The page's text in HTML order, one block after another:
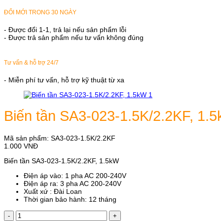
ĐỔI MỚI TRONG 30 NGÀY
- Được đổi 1-1, trả lại nếu sản phẩm lỗi
- Được trả sản phẩm nếu tư vấn không đúng
Tư vấn & hỗ trợ 24/7
- Miễn phí tư vấn, hỗ trợ kỹ thuật từ xa
Biến tần SA3-023-1.5K/2.2KF,
Mã sản phẩm: SA3-023-1.5K/2.2KF
1.000 VNĐ
Biến tần SA3-023-1.5K/2.2KF, 1.5kW
Điện áp vào: 1 pha AC 200-240V
Điện áp ra: 3 pha AC 200-240V
Xuất xứ : Đài Loan
Thời gian bảo hành: 12 tháng
Biến